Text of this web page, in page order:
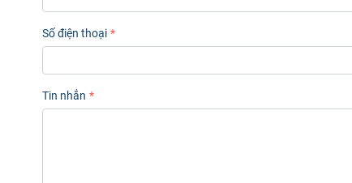
Số điện thoại
Tin nhắn